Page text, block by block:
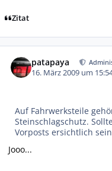
Zitat
patapaya
16. März 2009 um
Auf Fahrwerksteile
Steinschlagschutz.
Vorposts ersichtlich sein
Jooo...